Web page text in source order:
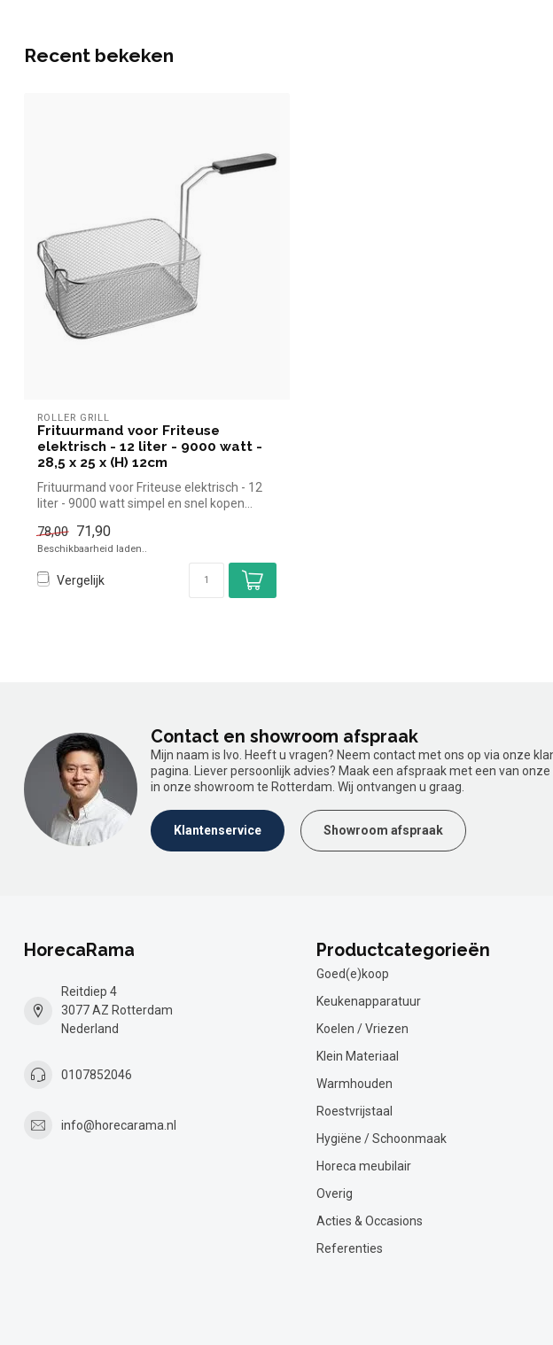
Recent bekeken
ROLLER GRILL
Frituurmand voor Friteuse
elektrisch - 12 liter - 9000 watt -
28,5 x 25 x (H) 12cm
Frituurmand voor Friteuse elektrisch - 12
liter - 9000 watt simpel en snel kopen...
78,00 71,90
Beschikbaarheid laden..
Vergelijk
Contact en showroom afspraak
Mijn naam is Ivo. Heeft u vragen? Neem contact met ons op via onze
pagina. Liever persoonlijk advies? Maak een afspraak met een van onze
in onze showroom te Rotterdam. Wij ontvangen u graag.
Klantenservice Showroom afspraak
HorecaRama
Reitdiep 4
3077 AZ Rotterdam
Nederland
0107852046
info@horecarama.nl
Productcategorieën
Goed(e)koop
Keukenapparatuur
Koelen / Vriezen
Klein Materiaal
Warmhouden
Roestvrijstaal
Hygiëne / Schoonmaak
Horeca meubilair
Overig
Acties & Occasions
Referenties